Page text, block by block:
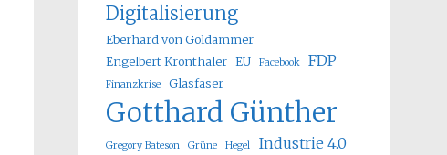
Digitalisierung
Eberhard von Goldammer
Engelbert Kronthaler EU Facebook FDP
Finanzkrise Glasfaser
Gotthard Günther
Gregory Bateson Grüne Hegel Industrie 4.0